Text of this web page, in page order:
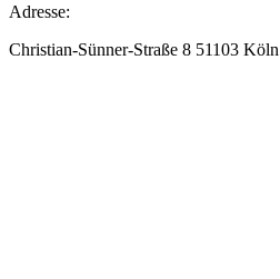
Adresse:
Christian-Sünner-Straße 8 51103 Köln